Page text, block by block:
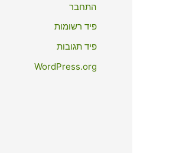
התחבר
פיד רשומות
פיד תגובות
WordPress.org